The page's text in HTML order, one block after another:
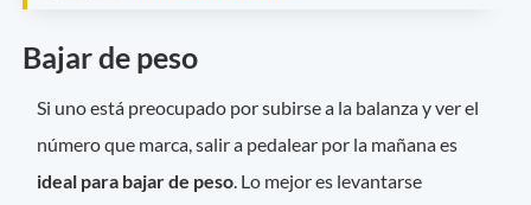
Bajar de peso
Si uno está preocupado por subirse a la balanza y ver el
número que marca, salir a pedalear por la mañana es
ideal para bajar de peso. Lo mejor es levantarse